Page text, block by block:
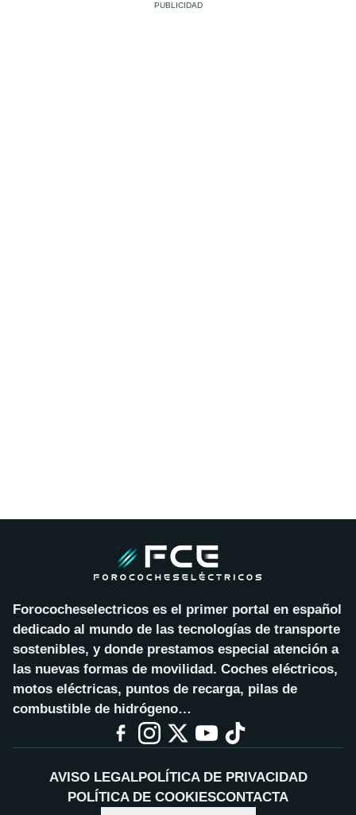
Forococheselectricos es el primer portal en español
dedicado al mundo de las tecnologías de transporte
sostenibles, y donde prestamos especial atención a
las nuevas formas de movilidad. Coches eléctricos,
motos eléctricas, puntos de recarga, pilas de
combustible de hidrógeno…
AVISO LEGALPOLÍTICA DE PRIVACIDAD
POLÍTICA DE COOKIESCONTACTA